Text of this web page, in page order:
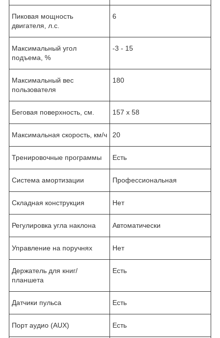
Пиковая мощность
двигателя, л.с.
6
Максимальный угол
подъема, %
-3 - 15
Максимальный вес
пользователя
180
Беговая поверхность, см. 157 х 58
Максимальная скорость, км/ч 20
Тренировочные программы Есть
Система амортизации Профессиональная
Складная конструкция Нет
Регулировка угла наклона Автоматически
Управление на поручнях Нет
Держатель для книг/
планшета
Есть
Датчики пульса Есть
Порт аудио (AUX) Есть